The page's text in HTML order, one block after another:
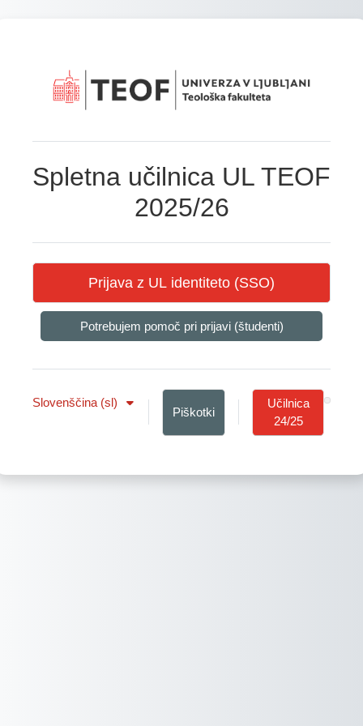
Spletna učilnica UL TEOF
2025/26
Prijava z UL identiteto (SSO)
Potrebujem pomoč pri prijavi (študenti)
Slovenščina ‎(sl)‎
Piškotki
Učilnica
24/25